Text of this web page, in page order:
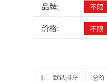
品牌: 不限
价格: 不限
默认排序 总价